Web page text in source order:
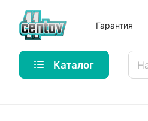
Гарантия
Каталог